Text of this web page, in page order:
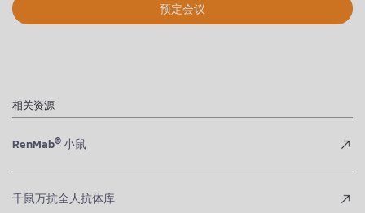
预定会议
相关资源
RenMab®小鼠
千鼠万抗全人抗体库